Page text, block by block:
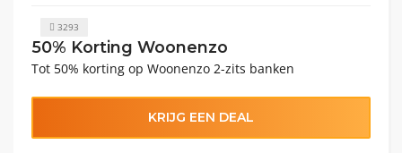
3293
50% Korting Woonenzo
Tot 50% korting op Woonenzo 2-zits banken
KRIJG EEN DEAL